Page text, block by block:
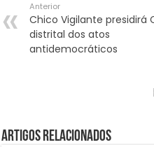
Anterior
Chico Vigilante presidirá
distrital dos atos
antidemocráticos
Artigos Relacionados